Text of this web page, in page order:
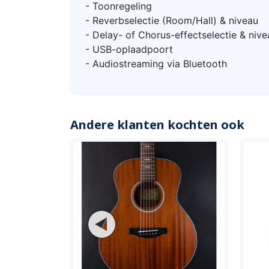
- Toonregeling
- Reverbselectie (Room/Hall) & niveau
- Delay- of Chorus-effectselectie &
- USB-oplaadpoort
- Audiostreaming via Bluetooth
Andere klanten kochten ook